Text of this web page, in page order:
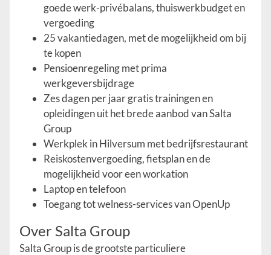
goede werk-privébalans, thuiswerkbudget en
vergoeding
25 vakantiedagen, met de mogelijkheid om bij
te kopen
Pensioenregeling met prima
werkgeversbijdrage
Zes dagen per jaar gratis trainingen en
opleidingen uit het brede aanbod van Salta
Group
Werkplek in Hilversum met bedrijfsrestaurant
Reiskostenvergoeding, fietsplan en de
mogelijkheid voor een workation
Laptop en telefoon
Toegang tot welness-services van OpenUp
Over Salta Group
Salta Group is de grootste particuliere